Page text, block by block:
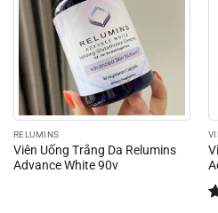
RELUMINS
Viên Uống Trắng Da Relumins
Advance White 90v